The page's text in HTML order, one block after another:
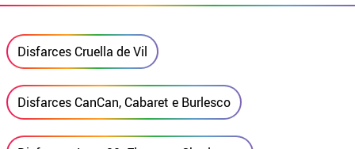
Disfarces Cruella de Vil
Disfarces CanCan, Cabaret e Burlesco